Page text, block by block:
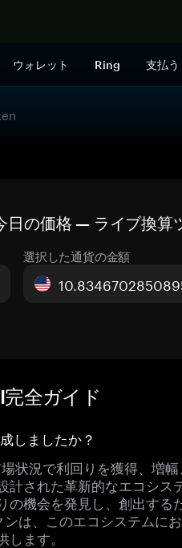
ウォレット Ring 支払う
日の価格 — ライブ換算
選択した通貨の金額
全ガイド
しましたか？
状況で利回りを獲得、増
された革新的なエコシス
の機会を発見し、創出する
は、このエコシステムに
ます。